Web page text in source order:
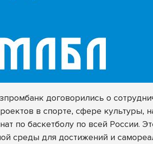
договорились о
в спорте, сфере культуры,
по баскетболу по всей России.
среды для достижений и